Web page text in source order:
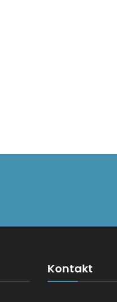
Kontakt